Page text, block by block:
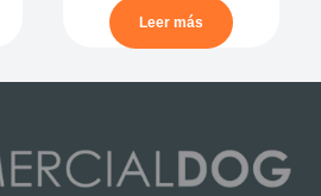
Leer más